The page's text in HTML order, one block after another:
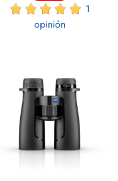
1
opinión